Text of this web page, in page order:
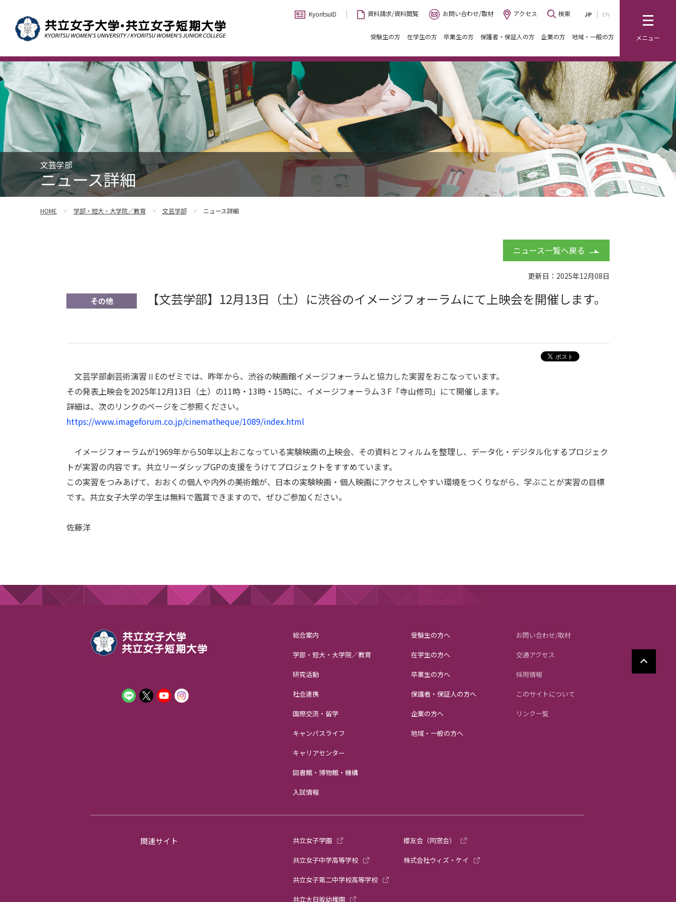
メニュー
検索 JP EN
KyoritsuID 資料請求/資料閲覧 お問い合わせ/取材 アクセス
受験生の方 在学生の方 卒業生の方 保護者・保証人の方 企業の方 地域・一般の方
文芸学部
ニュース詳細
HOME 学部・短大・大学院／教育 文芸学部 ニュース詳細
ニュース一覧へ戻る
更新日：2025年12月08日
その他 【文芸学部】12月13日（土）に渋谷のイメージフォーラムにて上映会を開催します。
文芸学部劇芸術演習ⅡEのゼミでは、昨年から、渋谷の映画館イメージフォーラムと協力した実習をおこなっています。
その発表上映会を2025年12月13日（土）の11時・13時・15時に、イメージフォーラム３F「寺山修司」にて開催します。
詳細は、次のリンクのページをご参照ください。
https://www.imageforum.co.jp/cinematheque/1089/index.html
イメージフォーラムが1969年から50年以上おこなっている実験映画の上映会、その資料とフィルムを整理し、データ化・デジタル化するプロジェク
トが実習の内容です。共立リーダシップGPの支援をうけてプロジェクトをすすめています。
この実習をつみあげて、おおくの個人や内外の美術館が、日本の実験映画・個人映画にアクセスしやすい環境をつくりながら、学ぶことが実習の目標
です。共立女子大学の学生は無料で鑑賞できますので、ぜひご参加ください。
佐藤洋
総合案内
学部・短大・大学院／教育
研究活動
社会連携
国際交流・留学
キャンパスライフ
キャリアセンター
図書館・博物館・機構
入試情報
受験生の方へ
在学生の方へ
卒業生の方へ
保護者・保証人の方へ
企業の方へ
地域・一般の方へ
お問い合わせ/取材
交通アクセス
採用情報
このサイトについて
リンク一覧
関連サイト 共立女子学園
共立女子中学高等学校
共立女子第二中学校高等学校
共立大日坂幼稚園
櫻友会（同窓会）
株式会社ウィズ・ケイ